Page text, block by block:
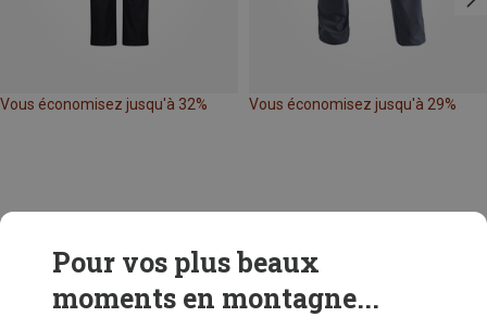
Vous économisez jusqu'à 32% Vous économisez jusqu'à 29%
Pour vos plus beaux
moments en montagne...